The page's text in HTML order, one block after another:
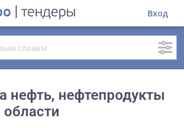
| тендеры Вход
нефть, нефтепродукты